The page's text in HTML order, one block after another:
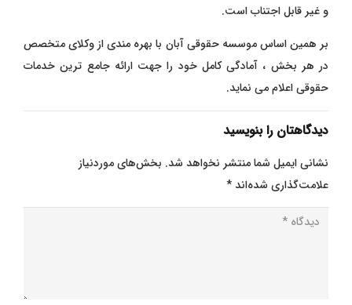
و غیر قابل اجتناب است.
بر همین اساس موسسه حقوقی آبان با بهره مندی از وکلای متخصص
در هر بخش ، آمادگی کامل خود را جهت ارائه جامع ترین خدمات
حقوقی اعلام می نماید.
دیدگاهتان را بنویسید
نشانی ایمیل شما منتشر نخواهد شد. بخش‌های موردنیاز
علامت‌گذاری شده‌اند*